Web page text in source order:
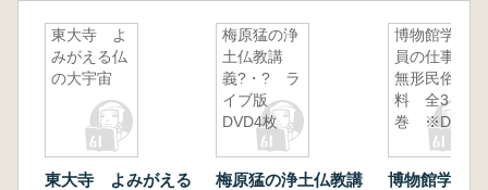
東大寺 よ
みがえる仏
の大宇宙
東大寺 よみがえる
梅原猛の浄
土仏教講
義?・? ラ
イブ版
DVD4枚
梅原猛の浄土仏教講
博物館学芸
員の仕事
無形民俗資
料 全3
巻 ※DVD
博物館学芸